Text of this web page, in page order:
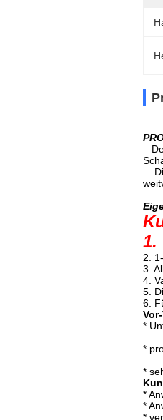
1.
2.
3.
4.
5.
6.
*
*
*
*
*
*